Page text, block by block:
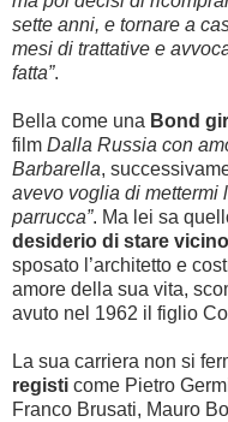
sette anni, e tornare a
mesi di trattative e
fatta”.
Bella come una Bond girl
film Dalla Russia con
Barbarella,
avevo voglia di mettermi
parrucca”. Ma lei sa
desiderio di stare
sposato l’architetto e
amore della sua vita,
avuto nel 1962 il figlio
La sua carriera non si
registi come Pietro
Franco Brusati, Mauro